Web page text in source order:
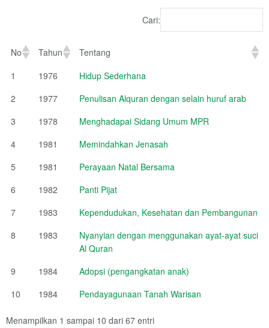
Cari:
No Tahun
Tentang
1
1976
Hidup Sederhana
2
1977
Penulisan Alquran dengan selain huruf arab
3
1978
Menghadapai Sidang Umum MPR
4
1981
Memindahkan Jenasah
5
1981
Perayaan Natal Bersama
6
1982
Panti Pijat
7
1983
Kependudukan, Kesehatan dan Pembangunan
8
1983
Nyanyian dengan menggunakan ayat-ayat suci
Al Quran
9
1984
Adopsi (pengangkatan anak)
10
1984 Pendayagunaan Tanah Warisan
Menampilkan 1 sampai 10 dari 67 entri